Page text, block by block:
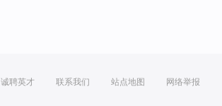
诚聘英才 联系我们 站点地图 网络举报